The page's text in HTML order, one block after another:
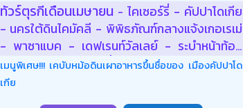
ทัวร์ตุรกีเดือนเมษายน - ไคเซอร์รี่ - คัปปาโดเกีย
- นครใต้ดินไคมัคลี - พิพิธภัณฑ์กลางแจ้งเกอเรเม่
- พาซาแบค - เดฟเรนท์วัลเลย์ - ระบำหน้าท้อง
(Belly Dance) - ขึ้นบอลลูนชมวิวคัปปาโดเกีย
(อ็อปชัน) - คาราวานสไลน์สุลต่านฮานี - เมืองคอน
เมนูพิเศษ!!! เคบับหม้อดินเผาอาหารขึ้นชื่อของ เมืองคัปปาโด
เกีย